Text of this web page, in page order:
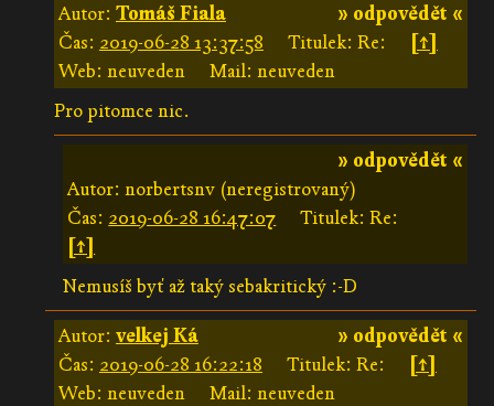
» odpovědět «
Autor: Tomáš Fiala
Čas: 2019-06-28 13:37:58 Titulek: Re:
[↑]
Web: neuveden
Mail: neuveden
Pro pitomce nic.
» odpovědět «
Autor: norbertsnv (neregistrovaný)
Čas: 2019-06-28 16:47:07
Titulek: Re:
[↑]
Nemusíš byť až taký sebakritický :-D
» odpovědět «
Autor: velkej Ká
Čas: 2019-06-28 16:22:18 Titulek: Re:
[↑]
Web: neuveden
Mail: neuveden